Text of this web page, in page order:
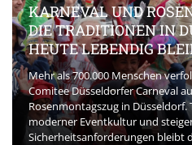
KARNEVAL UND
DIE TRADITIONEN IN
HEUTE LEBENDIG
Mehr als 700.000 Menschen
Comitee Düsseldorfer Carneval
Rosenmontagszug in
moderner Eventkultur und
Sicherheitsanforderungen bleibt